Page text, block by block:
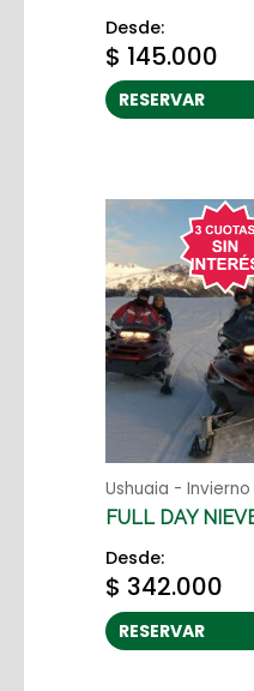
Desde:
$ 145.000
RESERVAR
Ushuaia - Invierno
FULL DAY
Desde:
$ 342.000
RESERVAR